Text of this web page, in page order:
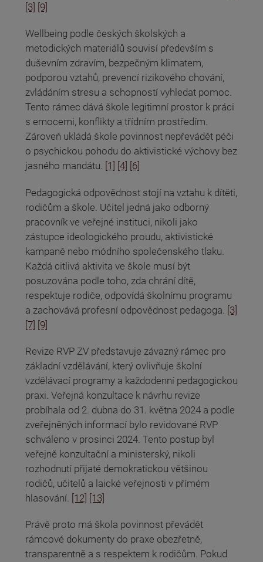
[3] [9]
Wellbeing podle českých školských a
metodických materiálů souvisí především s
duševním zdravím, bezpečným klimatem,
podporou vztahů, prevencí rizikového chování,
zvládáním stresu a schopností vyhledat pomoc.
Tento rámec dává škole legitimní prostor k práci
s emocemi, konflikty a třídním prostředím.
Zároveň ukládá škole povinnost nepřevádět péči
o psychickou pohodu do aktivistické výchovy bez
jasného mandátu. [1] [4] [6]
Pedagogická odpovědnost stojí na vztahu k dítěti,
rodičům a škole. Učitel jedná jako odborný
pracovník ve veřejné instituci, nikoli jako
zástupce ideologického proudu, aktivistické
kampaně nebo módního společenského tlaku.
Každá citlivá aktivita ve škole musí být
posuzována podle toho, zda chrání dítě,
respektuje rodiče, odpovídá školnímu programu
a zachovává profesní odpovědnost pedagoga. [3]
[7] [9]
Revize RVP ZV představuje závazný rámec pro
základní vzdělávání, který ovlivňuje školní
vzdělávací programy a každodenní pedagogickou
praxi. Veřejná konzultace k návrhu revize
probíhala od 2. dubna do 31. května 2024 a podle
zveřejněných informací bylo revidované RVP
schváleno v prosinci 2024. Tento postup byl
veřejně konzultační a ministerský, nikoli
rozhodnutí přijaté demokratickou většinou
rodičů, učitelů a laické veřejnosti v přímém
hlasování. [12] [13]
Právě proto má škola povinnost převádět
rámcové dokumenty do praxe obezřetně,
transparentně a s respektem k rodičům. Pokud